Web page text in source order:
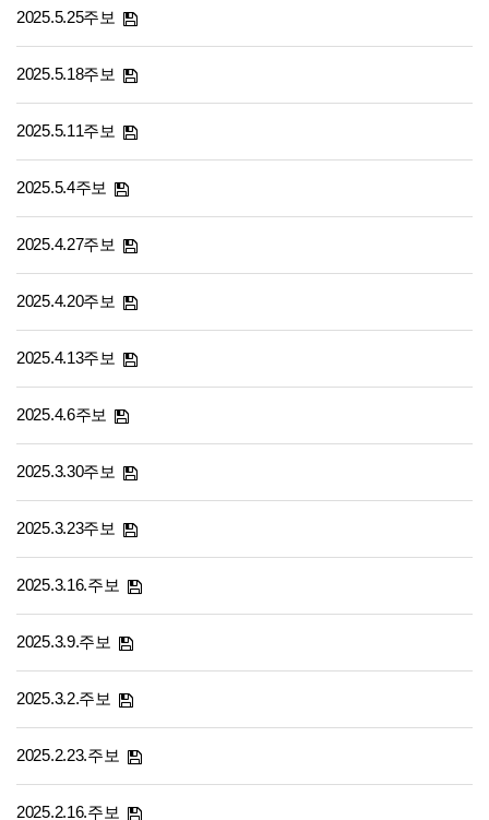
2025.5.25주보
2025.5.18주보
2025.5.11주보
2025.5.4주보
2025.4.27주보
2025.4.20주보
2025.4.13주보
2025.4.6주보
2025.3.30주보
2025.3.23주보
2025.3.16.주보
2025.3.9.주보
2025.3.2.주보
2025.2.23.주보
2025.2.16.주보